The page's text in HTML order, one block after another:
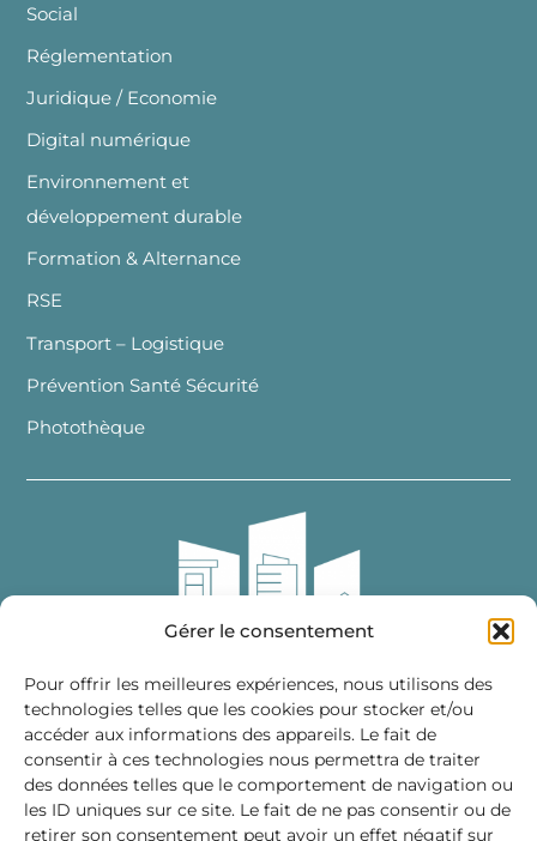
Gérer le consentement
Pour offrir les meilleures expériences, nous utilisons des
technologies telles que les cookies pour stocker et/ou
accéder aux informations des appareils. Le fait de
consentir à ces technologies nous permettra de traiter
des données telles que le comportement de navigation ou
les ID uniques sur ce site. Le fait de ne pas consentir ou de
retirer son consentement peut avoir un effet négatif sur
Social
Réglementation
Juridique / Economie
Digital numérique
Environnement et
développement durable
Formation & Alternance
RSE
Transport – Logistique
Prévention Santé Sécurité
Photothèque
Fédération des Distributeurs
de Matériaux de Construction
215 bis, boulevard Saint-Germain
75007 PARIS